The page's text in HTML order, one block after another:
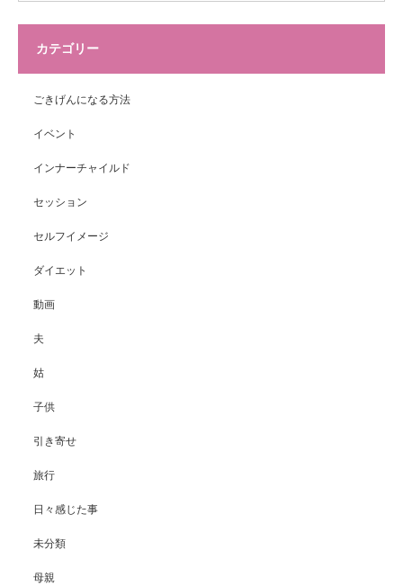
カテゴリー
ごきげんになる方法
イベント
インナーチャイルド
セッション
セルフイメージ
ダイエット
動画
夫
姑
子供
引き寄せ
旅行
日々感じた事
未分類
母親